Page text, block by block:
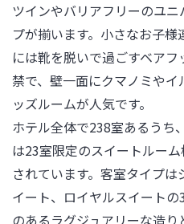
ツインやバリアフリーのユ
プが揃います。小さなお子
には靴を脱いで過ごすベア
禁で、壁一面にクマノミや
ッズルームが人気です。
ホテル全体で238室あるうち
は23室限定のスイートルー
されています。客室タイプ
イート、ロイヤルスイート
のあるラグジュアリーな造